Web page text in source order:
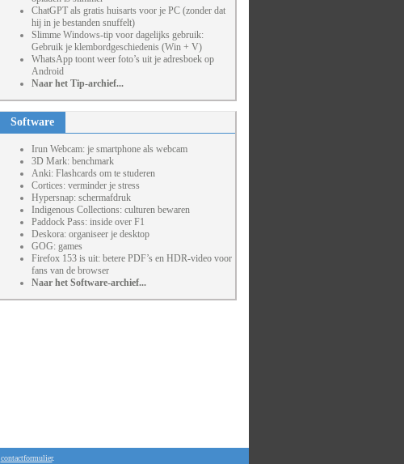
ChatGPT als gratis huisarts voor je PC (zonder dat
hij in je bestanden snuffelt)
Slimme Windows-tip voor dagelijks gebruik:
Gebruik je klembordgeschiedenis (Win + V)
WhatsApp toont weer foto’s uit je adresboek op
Android
Naar het Tip-archief...
Software
Irun Webcam: je smartphone als webcam
3D Mark: benchmark
Anki: Flashcards om te studeren
Cortices: verminder je stress
Hypersnap: schermafdruk
Indigenous Collections: culturen bewaren
Paddock Pass: inside over F1
Deskora: organiseer je desktop
GOG: games
Firefox 153 is uit: betere PDF’s en HDR-video voor
fans van de browser
Naar het Software-archief...
contactformulier.